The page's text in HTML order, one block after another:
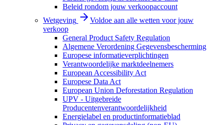
Beleid rondom jouw verkoopaccount
Wetgeving
Voldoe aan alle wetten voor jouw
verkoop
General Product Safety Regulation
Algemene Verordening Gegevensbescherming
Europese informatieverplichtingen
Verantwoordelijke marktdeelnemers
European Accessibility Act
Europese Data Act
European Union Deforestation Regulation
UPV - Uitgebreide
Producentenverantwoordelijkheid
Energielabel en productinformatieblad